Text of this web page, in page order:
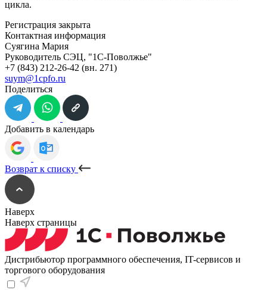
цикла.
Регистрация закрыта
Контактная информация
Суягина Мария
Руководитель СЭЦ, "1С-Поволжье"
+7 (843) 212-26-42 (вн. 271)
suym@1cpfo.ru
Поделиться
Добавить в календарь
Возврат к списку
Наверх
Наверх страницы
Дистрибьютор программного обеспечения, IT-сервисов и
торгового оборудования